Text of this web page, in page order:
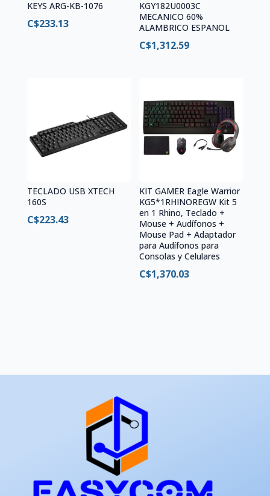
KEYS ARG-KB-1076
C$233.13
KGY182U0003C
MECANICO 60%
ALAMBRICO ESPANOL
C$1,312.59
TECLADO USB XTECH
160S
C$223.43
KIT GAMER Eagle Warrior
KG5*1RHINOREGW Kit 5
en 1 Rhino, Teclado +
Mouse + Audífonos +
Mouse Pad + Adaptador
para Audífonos para
Consolas y Celulares
C$1,370.03